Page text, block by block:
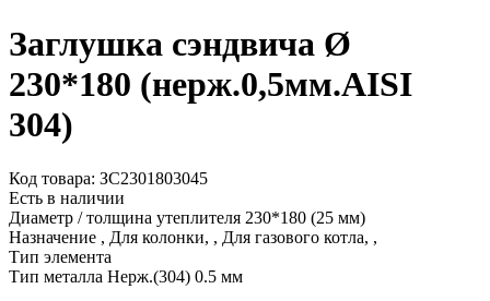
Заглушка сэндвича Ø
230*180 (нерж.0,5мм.AISI
304)
Код товара: ЗС2301803045
Есть в наличии
Диаметр / толщина утеплителя 230*180 (25 мм)
Назначение , Для колонки, , Для газового котла, ,
Тип элемента
Тип металла Нерж.(304) 0.5 мм